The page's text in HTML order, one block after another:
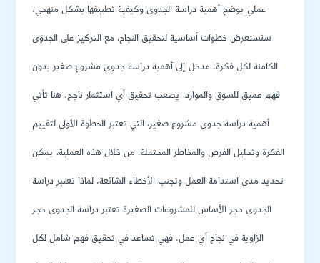
عملي يوضح أهمية دراسة الجدوى وكيفية تطبيقها بشكل منهجي.
سنستعرض خطوات أساسية لتحقيق النجاح، مع التركيز على الجدوَى
الكامنة لكل فكرة. مدخل إلى أهمية دراسة جدوى مشروع صغير بدون
فهم عميق للسوق والموارد، يصعب تحقيق أي استثمار ناجح. هنا تأتي
أهمية دراسة جدوى مشروع صغير، التي تعتبر الخطوة الأولى لتقييم
الفكرة وتحليل الفرص والمخاطر المحتملة. من خلال هذه العملية، يمكن
تحديد مدى استدامة العمل وتجنب الأخطاء الشائعة. لماذا تعتبر دراسة
الجدوى حجر الأساس للمشروعات الصغيرة تعتبر دراسة الجدوى حجر
الزاوية في نجاح أي عمل. فهي تساعد في تحقيق فهم شامل لكل